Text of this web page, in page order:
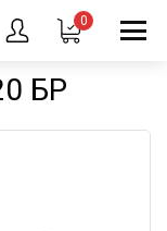
0
БР